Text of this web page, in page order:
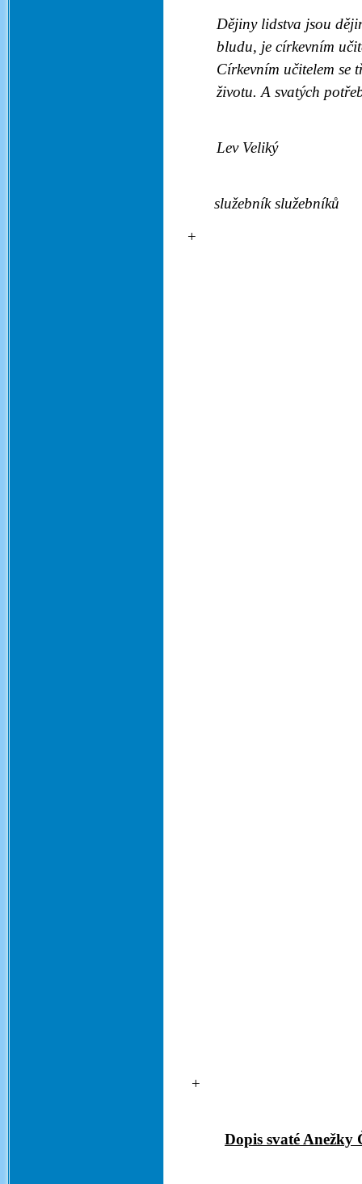
Dějiny lidstva jsou
bludu, je církevním
Církevním učitelem se
životu. A svatých
Lev Veliký
služebník služebníků
Dopis svaté Anežky